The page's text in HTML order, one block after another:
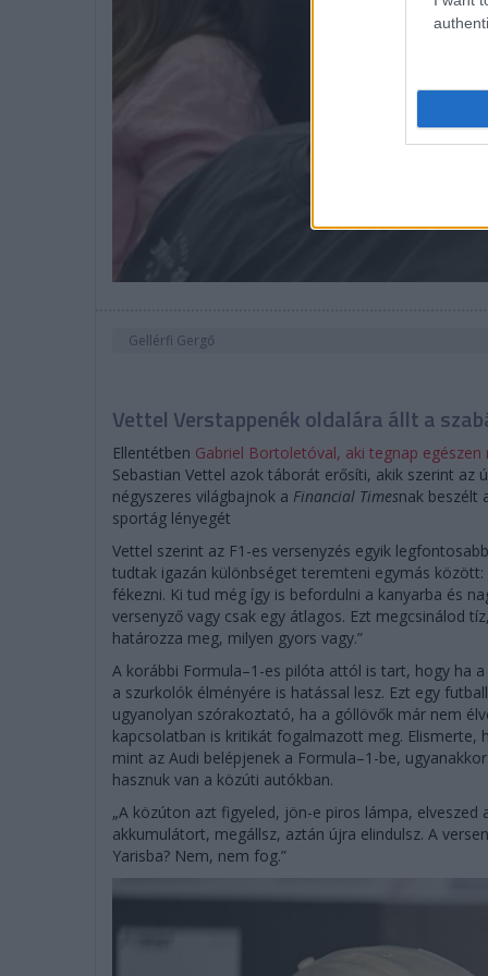
Gellérfi Gergő
Vettel Verstappenék oldalára állt a
Ellentétben Gabriel Bortoletóval, aki tegnap
Sebastian Vettel azok táborát erősíti, akik szerint
négyszeres világbajnok a Financial Timesnak beszélt
sportág lényegét
Vettel szerint az F1-es versenyzés egyik
tudtak igazán különbséget teremteni egymás
fékezni. Ki tud még így is befordulni a kanyarba és
versenyző vagy csak egy átlagos. Ezt megcsinálod
határozza meg, milyen gyors vagy.”
A korábbi Formula–1-es pilóta attól is tart, hogy ha
a szurkolók élményére is hatással lesz. Ezt egy
ugyanolyan szórakoztató, ha a góllövők már nem
kapcsolatban is kritikát fogalmazott meg.
mint az Audi belépjenek a Formula–1-be,
hasznuk van a közúti autókban.
„A közúton azt figyeled, jön-e piros lámpa,
akkumulátort, megállsz, aztán újra elindulsz. A
Yarisba? Nem, nem fog.”